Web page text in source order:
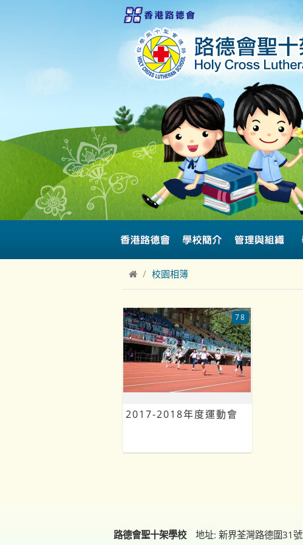
校園相簿
2017-2018年度運動會
78
路德會聖十架學校 地址: 新界荃灣路德圍31號